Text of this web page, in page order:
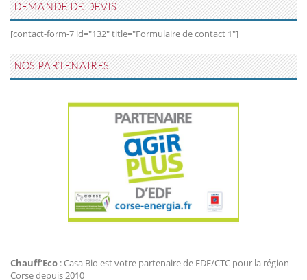
DEMANDE DE DEVIS
[contact-form-7 id="132" title="Formulaire de contact 1"]
NOS PARTENAIRES
Chauff’Eco : Casa Bio est votre partenaire de EDF/CTC pour la région
Corse depuis 2010